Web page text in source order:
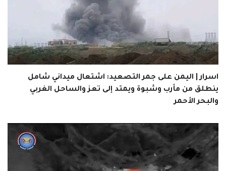
اسرار | اليمن على جمر التصعيد: اشتعال ميداني شامل
ينطلق من مأرب وشبوة ويمتد إلى تعز والساحل الغربي
والبحر الأحمر